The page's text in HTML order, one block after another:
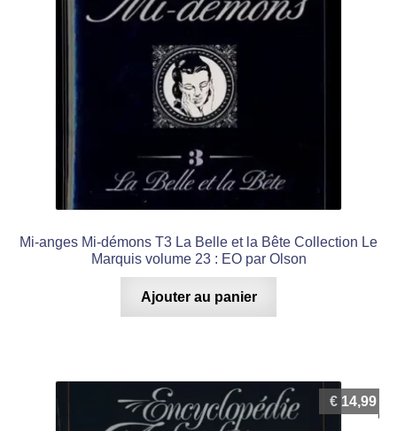
Mi-anges Mi-démons T3 La Belle et la Bête Collection Le
Marquis volume 23 : EO par Olson
Ajouter au panier
€ 14,99